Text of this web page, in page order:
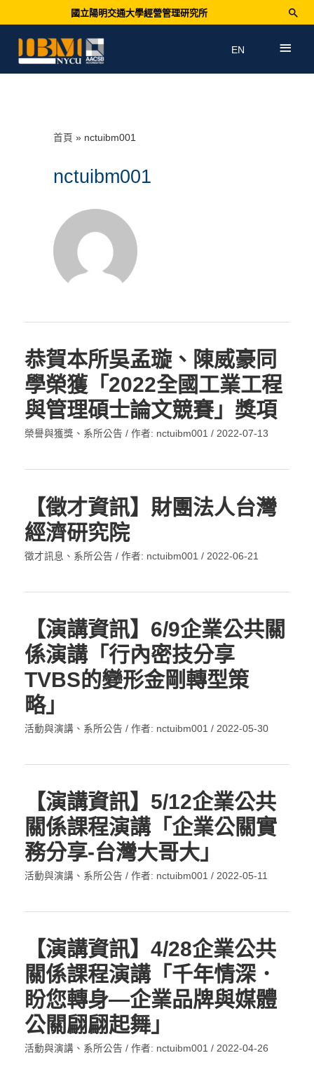
國立陽明交通大學經營管理研究所
EN
首頁 nctuibm001
nctuibm001
恭賀本所吳孟璇、陳威豪同
學榮獲「2022全國工業工程
與管理碩士論文競賽」獎項
榮譽與獲獎 、 系所公告 / 作者: nctuibm001 / 2022-07-13
【徵才資訊】財團法人台灣
經濟研究院
徵才訊息 、 系所公告 / 作者: nctuibm001 / 2022-06-21
【演講資訊】6/9企業公共關
係演講「行內密技分享
TVBS的變形金剛轉型策
略」
活動與演講 、 系所公告 / 作者: nctuibm001 / 2022-05-30
【演講資訊】5/12企業公共
關係課程演講「企業公關實
務分享-台灣大哥大」
活動與演講 、 系所公告 / 作者: nctuibm001 / 2022-05-11
【演講資訊】4/28企業公共
關係課程演講「千年情深．
盼您轉身—企業品牌與媒體
公關翩翩起舞」
活動與演講 、 系所公告 / 作者: nctuibm001 / 2022-04-26